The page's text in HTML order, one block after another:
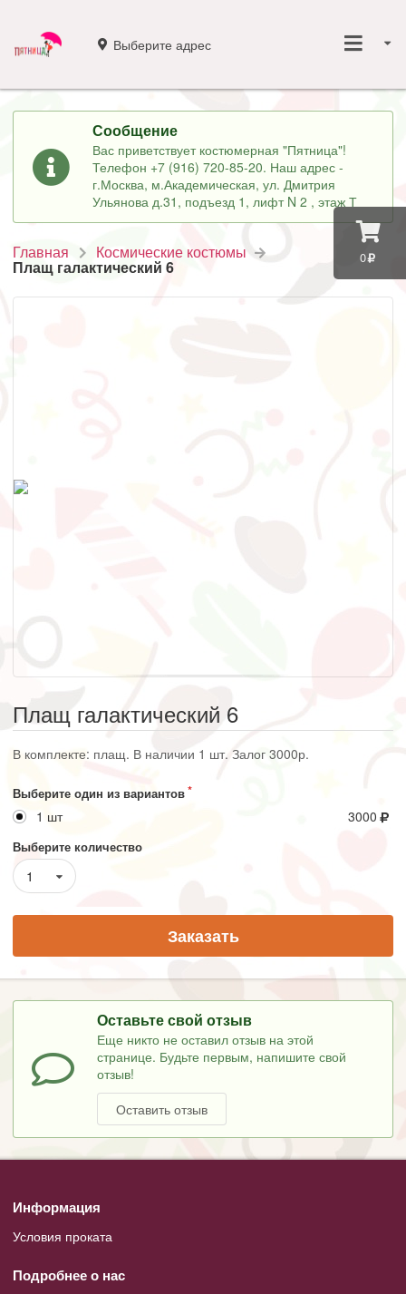
0
Выберите адрес
Сообщение
Вас приветствует костюмерная "Пятница"!
Телефон +7 (916) 720-85-20. Наш адрес -
г.Москва, м.Академическая, ул. Дмитрия
Ульянова д.31, подъезд 1, лифт N 2 , этаж Т
Главная Космические костюмы
Плащ галактический 6
Плащ галактический 6
В комплекте: плащ. В наличии 1 шт. Залог 3000р.
Выберите один из вариантов
1 шт 3000
Выберите количество
1
Заказать
Оставьте свой отзыв
Еще никто не оставил отзыв на этой
странице. Будьте первым, напишите свой
отзыв!
Оставить отзыв
Информация
Условия проката
Подробнее о нас